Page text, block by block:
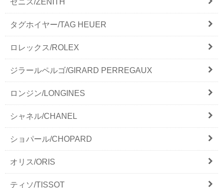
ゼニス/ZENITH
タグホイヤー/TAG HEUER
ロレックス/ROLEX
ジラールペルゴ/GIRARD PERREGAUX
ロンジン/LONGINES
シャネル/CHANEL
ショパール/CHOPARD
オリス/ORIS
ティソ/TISSOT